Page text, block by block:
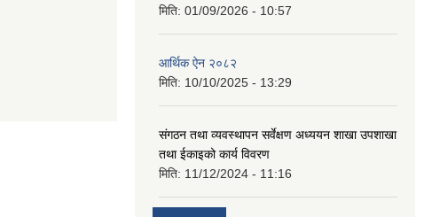
मिति: 01/09/2026 - 10:57
आर्थिक ऐन २०८२
मिति: 10/10/2025 - 13:29
संगठन तथा व्यवस्थापन सर्वेक्षण अध्ययन शाखा उपशाखा
तथा ईकाइको कार्य विवरण
मिति: 11/12/2024 - 11:16